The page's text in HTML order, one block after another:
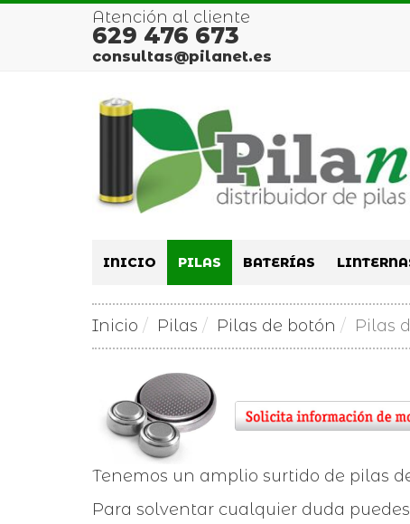
Atención al cliente
629 476 673
consultas@pilanet.es
INICIO PILAS BATERÍAS
Inicio Pilas Pilas de botón Pilas
Tenemos un amplio surtido de pilas
Para solventar cualquier duda